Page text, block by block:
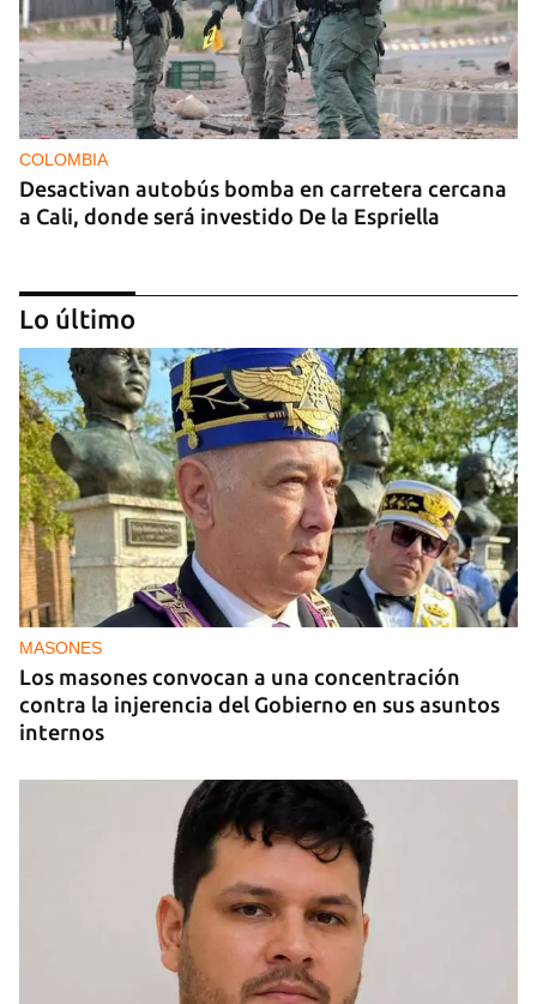
COLOMBIA
Desactivan autobús bomba en carretera cercana
a Cali, donde será investido De la Espriella
MIAMI
La hija de un diplomático castrista expulsado de
EE UU en 2003 está bajo custodia del ICE
Lo último
MASONES
Los masones convocan a una concentración
contra la injerencia del Gobierno en sus asuntos
internos